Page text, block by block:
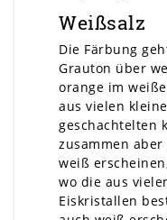
Weißsalz
Die Färbung
Grauton über
orange im
aus vielen
geschachtelten
zusammen
weiß
wo die aus
Eiskristallen